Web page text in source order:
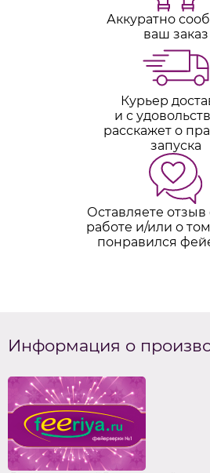
Аккуратно
ваш заказ
Курьер
и с
расскажет о
запуска
Оставляете
работе и/или о
понравился
Информация о